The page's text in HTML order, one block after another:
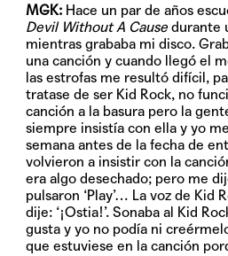
MGK: Hace un par de años
Devil Without A Cause durante
mientras grababa mi disco.
una canción y cuando llegó el
las estrofas me resultó difícil,
tratase de ser Kid Rock, no
canción a la basura pero la
siempre insistía con ella y yo
semana antes de la fecha de
volvieron a insistir con la
era algo desechado; pero me
pulsaron ‘Play’… La voz de Kid
dije: ‘¡Ostia!’. Sonaba al Kid
gusta y yo no podía ni
que estuviese en la canción